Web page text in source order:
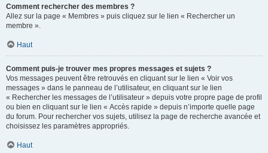
Comment rechercher des membres ?
Allez sur la page « Membres » puis cliquez sur le lien « Rechercher un
membre ».
Haut
Comment puis-je trouver mes propres messages et sujets ?
Vos messages peuvent être retrouvés en cliquant sur le lien « Voir vos
messages » dans le panneau de l’utilisateur, en cliquant sur le lien
« Rechercher les messages de l’utilisateur » depuis votre propre page de profil
ou bien en cliquant sur le lien « Accès rapide » depuis n’importe quelle page
du forum. Pour rechercher vos sujets, utilisez la page de recherche avancée et
choisissez les paramètres appropriés.
Haut